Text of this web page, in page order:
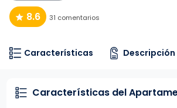
8.6 31 comentarios
Características Descripción
Características del